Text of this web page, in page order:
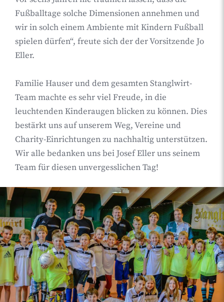
Fußballtage solche Dimensionen annehmen und
wir in solch einem Ambiente mit Kindern Fußball
spielen dürfen“, freute sich der der Vorsitzende Jo
Eller.
Familie Hauser und dem gesamten Stanglwirt-
Team machte es sehr viel Freude, in die
leuchtenden Kinderaugen blicken zu können. Dies
bestärkt uns auf unserem Weg, Vereine und
Charity-Einrichtungen zu nachhaltig unterstützen.
Wir alle bedanken uns bei Josef Eller uns seinem
Team für diesen unvergesslichen Tag!